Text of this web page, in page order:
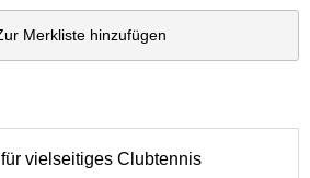
Merkliste hinzufügen
vielseitiges Clubtennis